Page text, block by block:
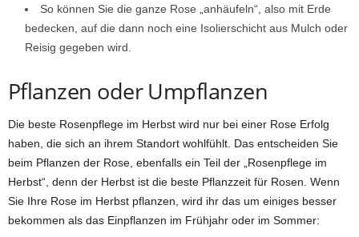
So können Sie die ganze Rose „anhäufeln“, also mit Erde
bedecken, auf die dann noch eine Isolierschicht aus Mulch oder
Reisig gegeben wird.
Pflanzen oder Umpflanzen
Die beste Rosenpflege im Herbst wird nur bei einer Rose Erfolg
haben, die sich an ihrem Standort wohlfühlt. Das entscheiden Sie
beim Pflanzen der Rose, ebenfalls ein Teil der „Rosenpflege im
Herbst“, denn der Herbst ist die beste Pflanzzeit für Rosen. Wenn
Sie Ihre Rose im Herbst pflanzen, wird ihr das um einiges besser
bekommen als das Einpflanzen im Frühjahr oder im Sommer: